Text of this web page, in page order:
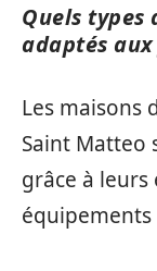
Quels types
adaptés
Les maisons
Saint Matteo
grâce à leurs